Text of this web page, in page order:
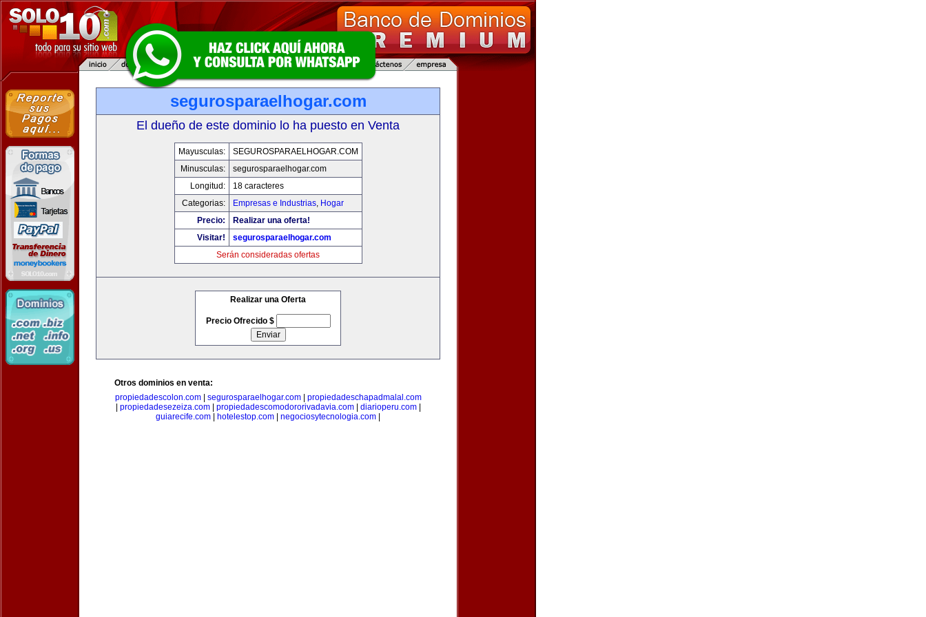
segurosparaelhogar.com
El dueño de este dominio lo ha puesto en Venta
Mayusculas:
SEGUROSPARAELHOGAR.COM
Minusculas:
segurosparaelhogar.com
Longitud:
18 caracteres
Categorias:
Empresas e Industrias, Hogar
Precio:
Realizar una oferta!
Visitar!
segurosparaelhogar.com
Serán consideradas ofertas
Realizar una Oferta
Precio Ofrecido $
Otros dominios en venta:
propiedadescolon.com| segurosparaelhogar.com| propiedadeschapadmalal.com
propiedadesezeiza.com| propiedadescomodororivadavia.com| diarioperu.com|
guiarecife.com
hotelestop.com negociosytecnologia.com